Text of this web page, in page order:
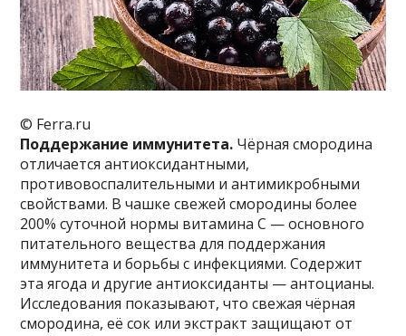
© Ferra.ru
Поддержание иммунитета. Чёрная смородина
отличается антиоксидантными,
противовоспалительными и антимикробными
свойствами. В чашке свежей смородины более
200% суточной нормы витамина С — основного
питательного вещества для поддержания
иммунитета и борьбы с инфекциями. Содержит
эта ягода и другие антиоксиданты — антоцианы.
Исследования показывают, что свежая чёрная
смородина, её сок или экстракт защищают от